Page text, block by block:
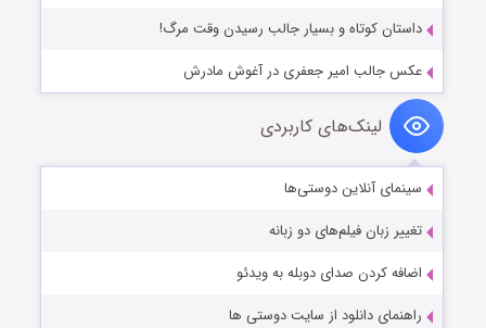
داستان کوتاه و بسیار جالب رسیدن وقت مرگ!
عکس جالب امیر جعفری در آغوش مادرش
لینک‌های کاربردی
سینمای آنلاین دوستی‌ها
تغییر زبان فیلم‌های دو زبانه
اضافه کردن صدای دوبله به ویدئو
راهنمای دانلود از سایت دوستی ها